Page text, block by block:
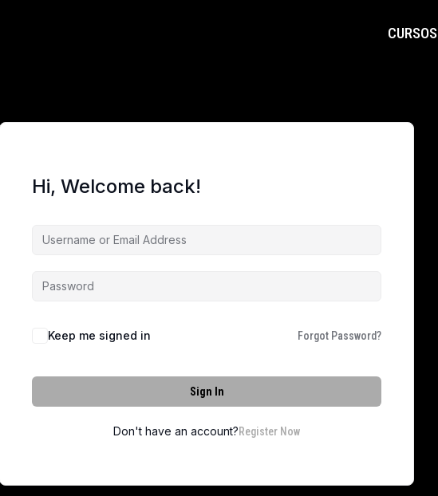
CURSOS
Hi, Welcome back!
Keep me signed in Forgot Password?
Sign In
Don't have an account?Register Now